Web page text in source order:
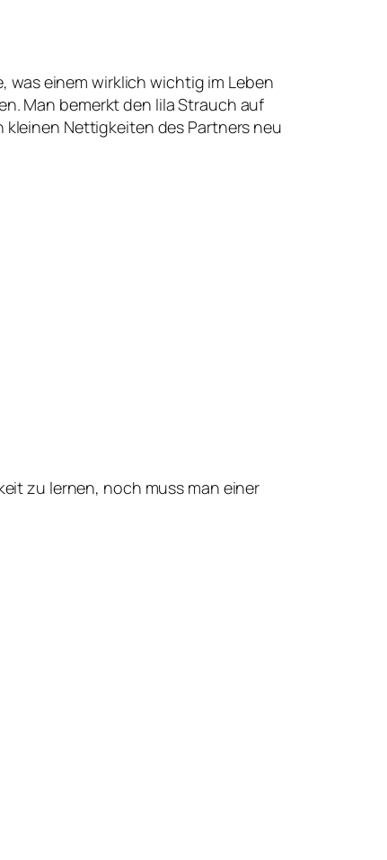
was einem wirklich wichtig im Leben
Man bemerkt den lila Strauch auf
Nettigkeiten des Partners neu
zu lernen, noch muss man einer